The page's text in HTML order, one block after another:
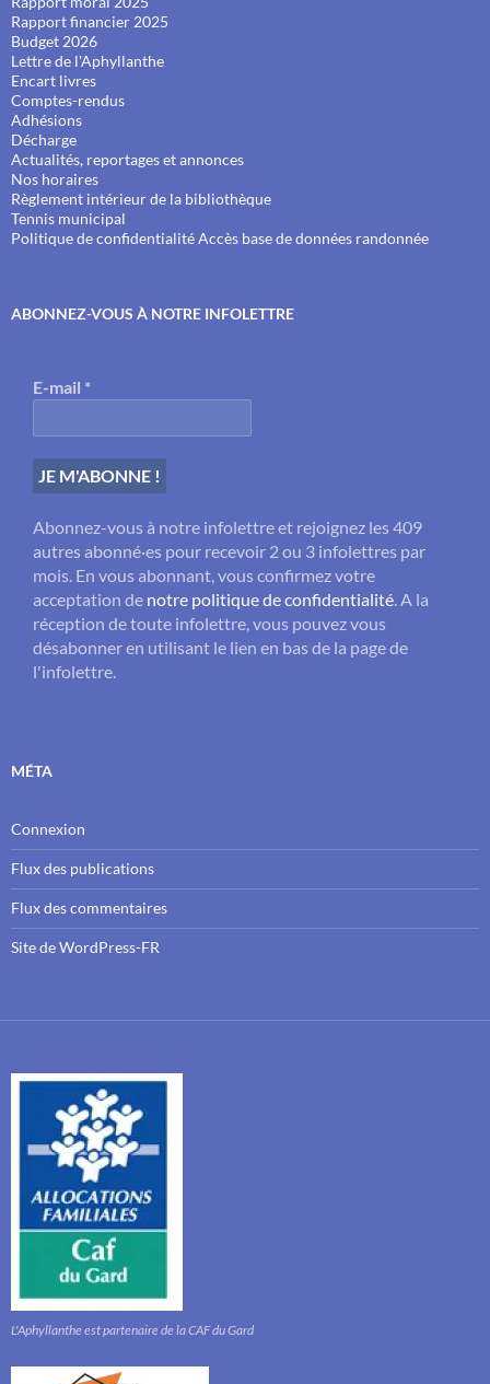
Rapport financier 2025
Budget 2026
Lettre de l'Aphyllanthe
Encart livres
Comptes-rendus
Adhésions
Décharge
Actualités, reportages et annonces
Nos horaires
Règlement intérieur de la bibliothèque
Tennis municipal
Politique de confidentialitéAccès base de données randonnée
ABONNEZ-VOUS À NOTRE INFOLETTRE
E-mail *
Abonnez-vous à notre infolettre et rejoignez les 409
autres abonné·es pour recevoir 2 ou 3 infolettres par
mois. En vous abonnant, vous confirmez votre
acceptation de notre politique de confidentialité . A la
réception de toute infolettre, vous pouvez vous
désabonner en utilisant le lien en bas de la page de
l'infolettre.
MÉTA
Connexion
Flux des publications
Flux des commentaires
Site de WordPress-FR
L'Aphyllanthe est partenaire de la CAF du Gard